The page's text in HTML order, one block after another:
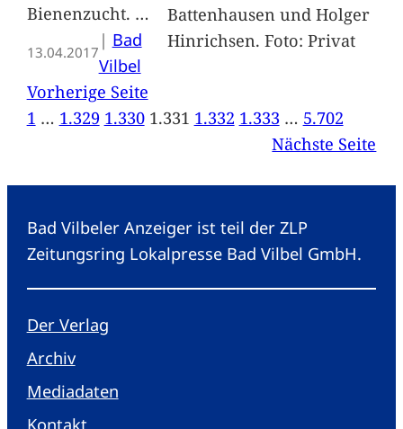
Bienenzucht. …
13.04.2017
| Bad
Vilbel
Battenhausen und Holger
Hinrichsen. Foto: Privat
Vorherige Seite
1 … 1.329 1.330 1.331 1.332 1.333 … 5.702
Nächste Seite
Bad Vilbeler Anzeiger ist teil der ZLP
Zeitungsring Lokalpresse Bad Vilbel GmbH.
Der Verlag
Archiv
Mediadaten
Kontakt